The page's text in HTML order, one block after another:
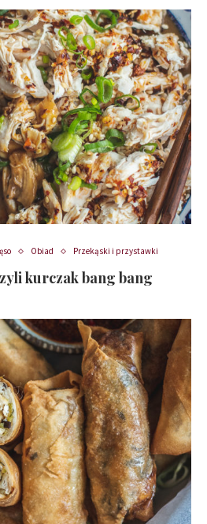
Obiad Przekąski i przystawki
kurczak bang bang